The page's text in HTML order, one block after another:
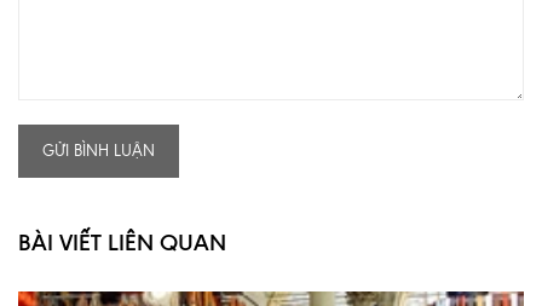
GỬI BÌNH LUẬN
BÀI VIẾT LIÊN QUAN